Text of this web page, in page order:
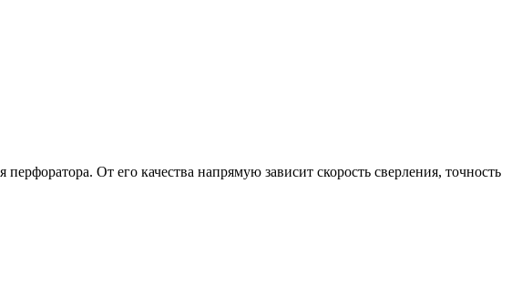
От его качества напрямую зависит скорость сверления, точность